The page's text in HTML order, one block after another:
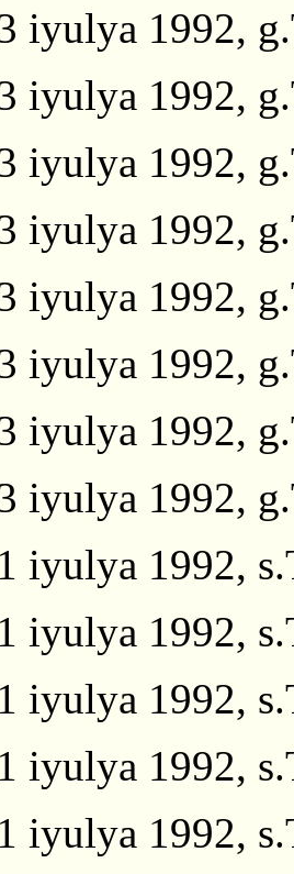
iyulya 1992,
iyulya 1992,
iyulya 1992,
iyulya 1992,
iyulya 1992,
iyulya 1992,
iyulya 1992,
iyulya 1992,
iyulya 1992,
iyulya 1992,
iyulya 1992,
iyulya 1992,
iyulya 1992,